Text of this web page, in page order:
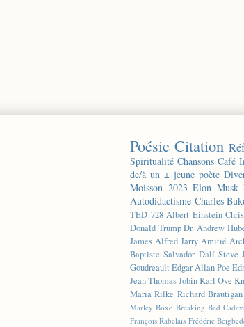
Poésie Citation
Spiritualité Chansons Café
de/à un ± jeune poète
Moisson 2023 Elon Musk
Autodidactisme Charles
TED 728 Albert Einstein
Donald Trump Dr. Andrew
James Alfred Jarry Amitié
Baptiste Salvador Dalí Steve
Goudreault Edgar Allan Poe
Jean-Thomas JobinKarl Ove
Maria Rilke Richard Brautigan
Marley Boxe Breaking Bad
François Rabelais Frédéric